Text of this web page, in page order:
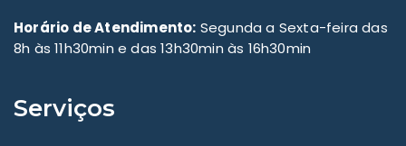
Horário de Atendimento: Segunda a Sexta-feira das
8h às 11h30min e das 13h30min às 16h30min
Serviços